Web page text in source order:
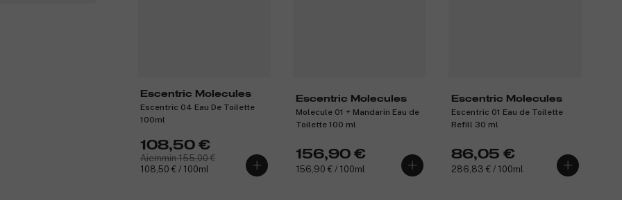
Escentric Molecules
Escentric 04 Eau De Toilette
100ml
108,50 €
Aiemmin 155,00 €
108,50 € / 100ml
Escentric Molecules
Molecule 01 + Mandarin Eau de
Toilette 100 ml
156,90 €
156,90 € / 100ml
Escentric Molecules
Escentric 01 Eau de Toilette
Refill 30 ml
86,05 €
286,83 € / 100ml